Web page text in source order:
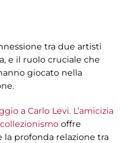
tra due artisti
e il ruolo cruciale che
giocato nella
a Carlo Levi. L’amicizia
offre
profonda relazione tra